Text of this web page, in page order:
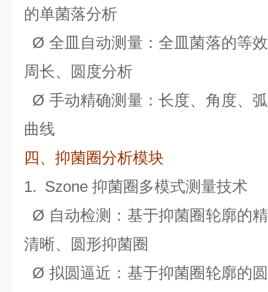
的单菌落分析
Ø 全皿自动测量：全皿菌落的等
周长、圆度分析
Ø 手动精确测量：长度、角度、
曲线
四、抑菌圈分析模块
1. Szone 抑菌圈多模式测量技术
Ø 自动检测：基于抑菌圈轮廓的
清晰、圆形抑菌圈
Ø 拟圆逼近：基于抑菌圈轮廓的